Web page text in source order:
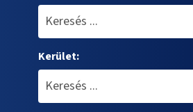
Kerület: